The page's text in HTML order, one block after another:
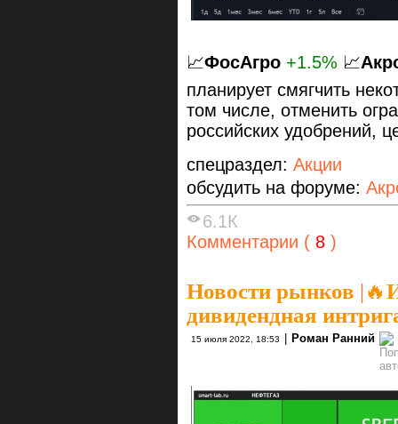
📈ФосАгро +1.5% 📈
планирует смягчить
том числе, отменить
российских удобрений,
спецраздел: Акции
обсудить на форуме:
6.1К
Комментарии ( 8 )
Новости рынков |
дивидендная
15 июля 2022, 18:53 Роман Ранний